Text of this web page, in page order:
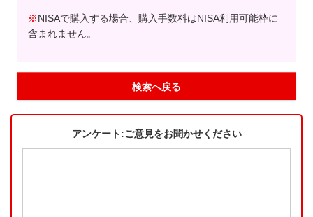
※NISAで購入する場合、購入手数料はNISA利用可能枠に
含まれません。
検索へ戻る
アンケート:ご意見をお聞かせください